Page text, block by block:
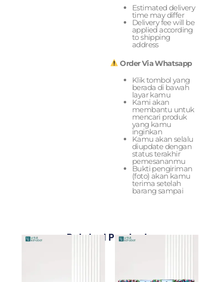
Estimated delivery
time may differ
Delivery fee will be
applied according
to shipping
address
Order Via Whatsapp
Klik tombol yang
berada di bawah
layar kamu
Kami akan
membantu untuk
mencari produk
yang kamu
inginkan
Kamu akan selalu
diupdate dengan
status terakhir
pemesananmu
Bukti pengiriman
(foto) akan kamu
terima setelah
barang sampai
Related Products